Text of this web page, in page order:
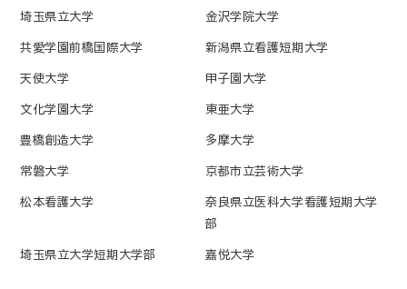
埼玉県立大学 金沢学院大学
共愛学園前橋国際大学 新潟県立看護短期大学
天使大学 甲子園大学
文化学園大学 東亜大学
豊橋創造大学 多摩大学
常磐大学 京都市立芸術大学
松本看護大学
奈良県立医科大学看護短期大学
部
埼玉県立大学短期大学部 嘉悦大学